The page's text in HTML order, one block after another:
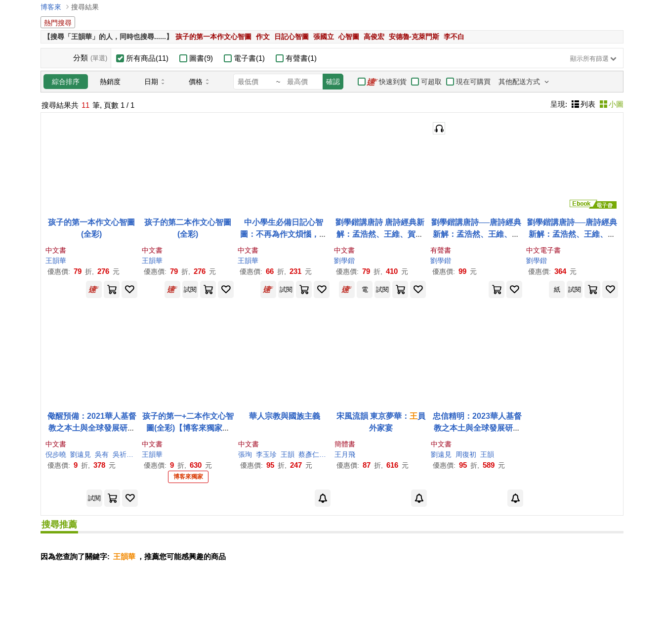
博客來
搜尋結果
熱門搜尋
【搜尋「王韻華」的人，同時也搜尋......】
孩子的第一本作文心智圖 作文 日記心智圖 張國立 心智圖 高俊宏 安德魯‧克萊門斯 李不白
分類 (單選) 所有商品(11) 圖書(9) 電子書(1) 有聲書(1) 顯示所有篩選
綜合排序 熱銷度 日期 價格 ~ 確認 快速到貨 可超取 現在可購買 其他配送方式
搜尋結果共 11 筆, 頁數 1 / 1 呈現: 列表 小圖
孩子的第一本作文心智圖
(全彩)
中文書
王韻華
優惠價: 79 折, 276 元
孩子的第二本作文心智圖
(全彩)
中文書
王韻華
優惠價: 79 折, 276 元
中小學生必備日記心智
圖：不再為作文煩惱，不
再苦思寫作主題!
中文書
王韻華
優惠價: 66 折, 231 元
劉學鍇講唐詩 唐詩經典新
解：孟浩然、王維、賀知
章……唐韻千秋，承載千
年風華，重溫唐詩經典之
美
中文書
劉學鍇
優惠價: 79 折, 410 元
劉學鍇講唐詩──唐詩經典
新解：孟浩然、王維、賀
知章……唐韻千秋，承載
千年風華，重溫唐詩經典
之美 (有聲書)
有聲書
劉學鍇
優惠價: 99 元
劉學鍇講唐詩──唐詩經典
新解：孟浩然、王維、賀
知章……唐韻千秋，承載
千年風華，重溫唐詩經典
之美 (電子書)
中文電子書
劉學鍇
優惠價: 364 元
試閱 試閱 電 試閱 紙 試閱
儆醒預備：2021華人基督
教之本土與全球發展研討
中文書
倪步曉 劉遠見 吳有 吳祈得 周復初 姚蘊慧 曾慶豹 曾祖漢 王世平 王韻 繆慎耘 葉先秦 陳琪 陳祥 陳納
馮靜
優惠價: 9 折, 378 元
孩子的第一+二本作文心智
圖(全彩)【博客來獨家套
中文書
王韻華
優惠價: 9 折, 630 元
博客來獨家
華人宗教與國族主義
中文書
張珣 李玉珍 王韻 蔡彥仁 蔡源林 謝世維
優惠價: 95 折, 247 元
宋風流韻 東京夢華： 王員
外家宴
簡體書
王月飛
優惠價: 87 折, 616 元
忠信精明：2023華人基督
教之本土與全球發展研討
中文書
劉遠見
周復初
王韻
優惠價: 95 折, 589 元
試閱
搜尋推薦
因為您查詢了關鍵字: 王韻華 ，推薦您可能感興趣的商品